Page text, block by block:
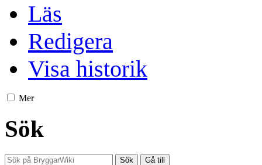
Läs
Redigera
Visa historik
Mer
Sök